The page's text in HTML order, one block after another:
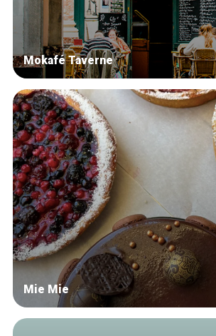
Mokafé Taverne
Mie Mie